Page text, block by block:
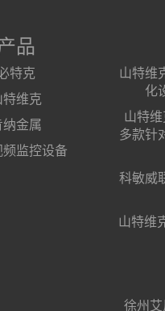
品
特克
特维克
纳金属
监控设备
山特维
化
山特
多款针
科敏威
山特维
徐州